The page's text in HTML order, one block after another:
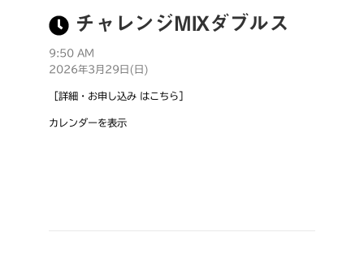
チャレンジMIXダブルス
9:50 AM
2026年3月29日(日)
［詳細・お申し込み はこちら］
カレンダーを表示